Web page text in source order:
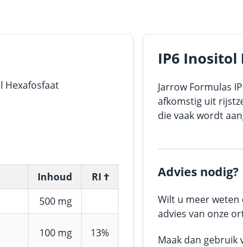
Hexafosfaat
Inhoud
RI †
500 mg
100 mg 13%
IP6
Jarrow Formulas
afkomstig uit
die vaak wordt
Advies nodig?
Wilt u meer
advies van onze
Maak dan gebruik